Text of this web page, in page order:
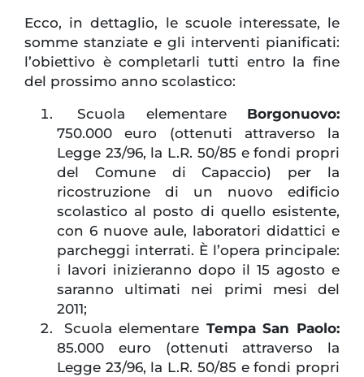
Ecco, in dettaglio, le scuole interessate, le
somme stanziate e gli interventi pianificati:
l’obiettivo è completarli tutti entro la fine
del prossimo anno scolastico:
Scuola elementare Borgonuovo:
750.000 euro (ottenuti attraverso la
Legge 23/96, la L.R. 50/85 e fondi propri
del Comune di Capaccio) per la
ricostruzione di un nuovo edificio
scolastico al posto di quello esistente,
con 6 nuove aule, laboratori didattici e
parcheggi interrati. È l’opera principale:
i lavori inizieranno dopo il 15 agosto e
saranno ultimati nei primi mesi del
2011;
Scuola elementare Tempa San Paolo:
85.000 euro (ottenuti attraverso la
Legge 23/96, la L.R. 50/85 e fondi propri